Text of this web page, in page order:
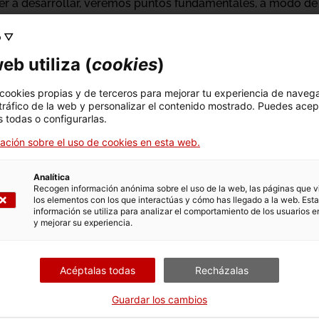
a desarrollar, veremos puntos fundamentales, a modo
los ejes de violencia estructurales históricos sobre los
de género como cuerpos migrades-racializades en
de técnicas básicas (posturas, golpes y bloqueos),
una sesión de estiramientos y conversación distendida
▽
utiliza (cookies)
propias y de terceros para mejorar tu experiencia de
de la web y personalizar el contenido mostrado. Puedes
todas o configurarlas.
sobre el uso de cookies en esta web.
Analítica
Recogen información anónima sobre el uso de la web, las páginas que
los elementos con los que interactúas y cómo has llegado a la web. Esta
información se utiliza para analizar el comportamiento de los usuarios
y mejorar su experiencia.
Acéptalas todas Recházalas
Guardar los cambios